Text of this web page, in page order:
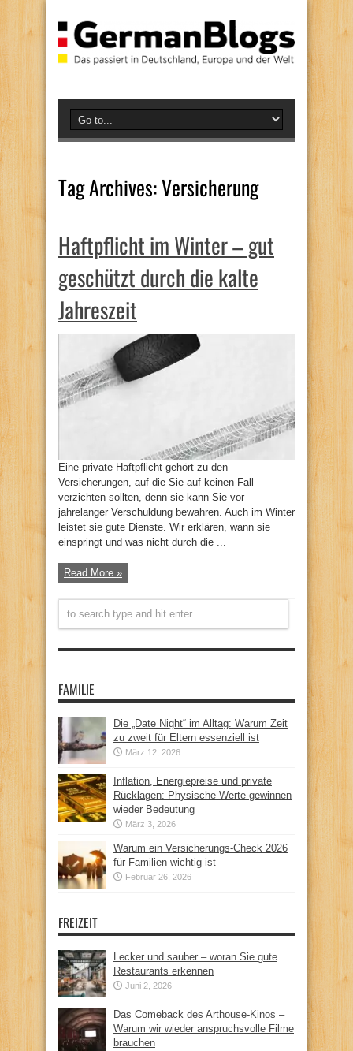
Tag Archives:Versicherung
Haftpflicht im Winter – gut
geschützt durch die kalte
Jahreszeit
Eine private Haftpflicht gehört zu den
Versicherungen, auf die Sie auf keinen Fall
verzichten sollten, denn sie kann Sie vor
jahrelanger Verschuldung bewahren. Auch im Winter
leistet sie gute Dienste. Wir erklären, wann sie
einspringt und was nicht durch die ...
Read More »
FAMILIE
Die „Date Night“ im Alltag: Warum Zeit
zu zweit für Eltern essenziell ist
März 12, 2026
Inflation, Energiepreise und private
Rücklagen: Physische Werte gewinnen
wieder Bedeutung
März 3, 2026
Warum ein Versicherungs-Check 2026
für Familien wichtig ist
Februar 26, 2026
FREIZEIT
Lecker und sauber – woran Sie gute
Restaurants erkennen
Juni 2, 2026
Das Comeback des Arthouse-Kinos –
Warum wir wieder anspruchsvolle Filme
brauchen